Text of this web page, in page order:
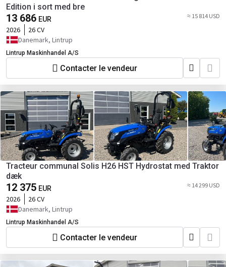
Edition i sort med bre
13 686 EUR ≈ 15 814 USD
2026
26 CV
Danemark, Lintrup
Lintrup Maskinhandel A/S
Contacter le vendeur
Tracteur communal Solis H26 HST Hydrostat med Traktor
dæk
12 375 EUR ≈ 14 299 USD
2026
26 CV
Danemark, Lintrup
Lintrup Maskinhandel A/S
Contacter le vendeur